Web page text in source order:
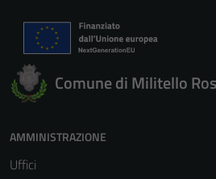
Comune di Militello
AMMINISTRAZIONE
Uffici